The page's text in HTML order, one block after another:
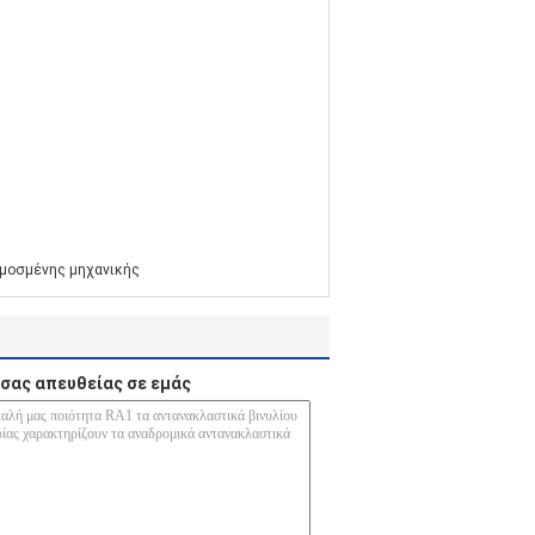
μηχανικής
απευθείας σε εμάς